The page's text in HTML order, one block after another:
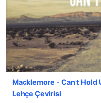
Macklemore - Can’t Hold
Lehçe Çevirisi